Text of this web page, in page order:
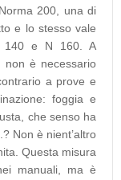
200, una di
e lo stesso vale
140 e N 160. A
non è necessario
a prove e
foggia e
che senso ha
Non è nient’altro
Questa misura
manuali, ma è